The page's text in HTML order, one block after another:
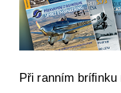
Při ranním brífinku